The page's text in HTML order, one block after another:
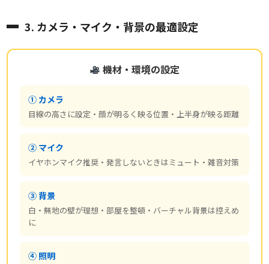
3. カメラ・マイク・背景の最適設定
機材・環境の設定
① カメラ
目線の高さに設定・顔が明るく映る位置・上半身が映る距離
② マイク
イヤホンマイク推奨・発言しないときはミュート・雑音対策
③ 背景
白・無地の壁が理想・部屋を整頓・バーチャル背景は控えめ
に
④ 照明